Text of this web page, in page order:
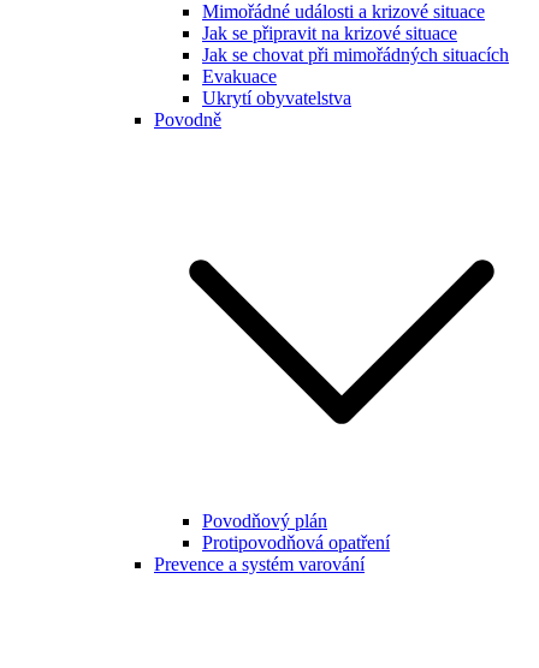
Mimořádné události a krizové situace
Jak se připravit na krizové situace
Jak se chovat při mimořádných situacích
Evakuace
Ukrytí obyvatelstva
Povodně
Povodňový plán
Protipovodňová opatření
Prevence a systém varování